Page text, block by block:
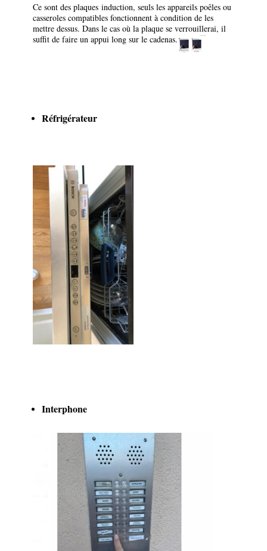
Ce sont des plaques induction, seuls les appareils poêles ou
casseroles compatibles fonctionnent à condition de les
mettre dessus. Dans le cas où la plaque se verrouillerai, il
suffit de faire un appui long sur le cadenas.
Réfrigérateur
Interphone